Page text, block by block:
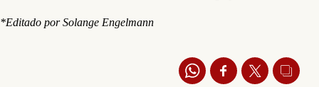
*Editado por Solange Engelmann